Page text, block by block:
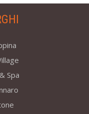
Spa